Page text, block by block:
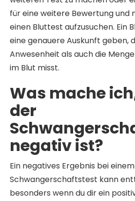
für eine weitere Bewertung und
einen Bluttest aufzusuchen. Ein
eine genauere Auskunft geben,
Anwesenheit als auch die
im Blut misst.
Was mache
der
negativ ist?
Ein negatives Ergebnis bei einem
Schwangerschaftstest kann
besonders wenn du dir ein